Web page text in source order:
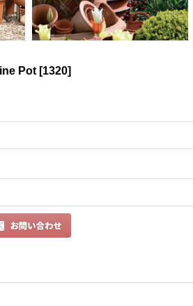
Pot [1320]